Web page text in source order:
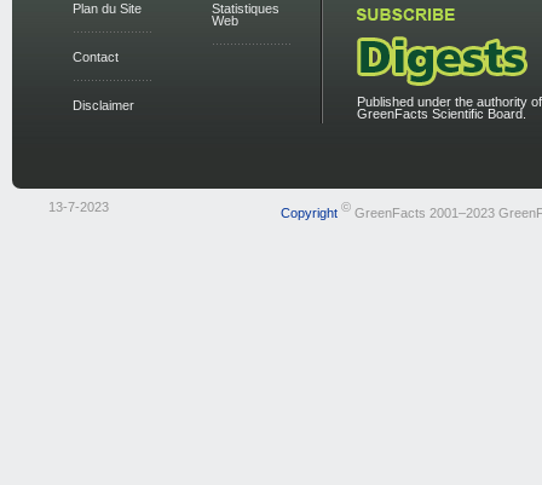
Plan du Site
Contact
Disclaimer
Statistiques
Web
Published under the authority
GreenFacts Scientific Board.
13-7-2023 Copyright ©GreenFacts 2001–2023